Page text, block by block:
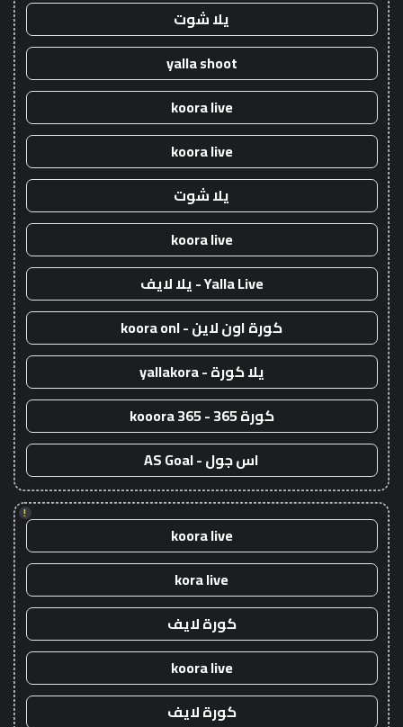
يلا شوت
yalla shoot
koora live
koora live
يلا شوت
koora live
Yalla Live - يلا لايف
كورة اون لاين - koora onl
يلا كورة - yallakora
كورة 365 - kooora 365
اس جول - AS Goal
!
koora live
kora live
كورة لايف
koora live
كورة لايف